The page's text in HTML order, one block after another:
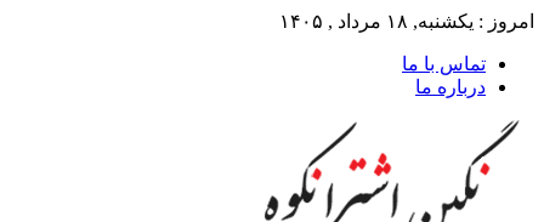
امروز : یکشنبه, ۱۸ مرداد , ۱۴۰۵
تماس با ما
درباره ما